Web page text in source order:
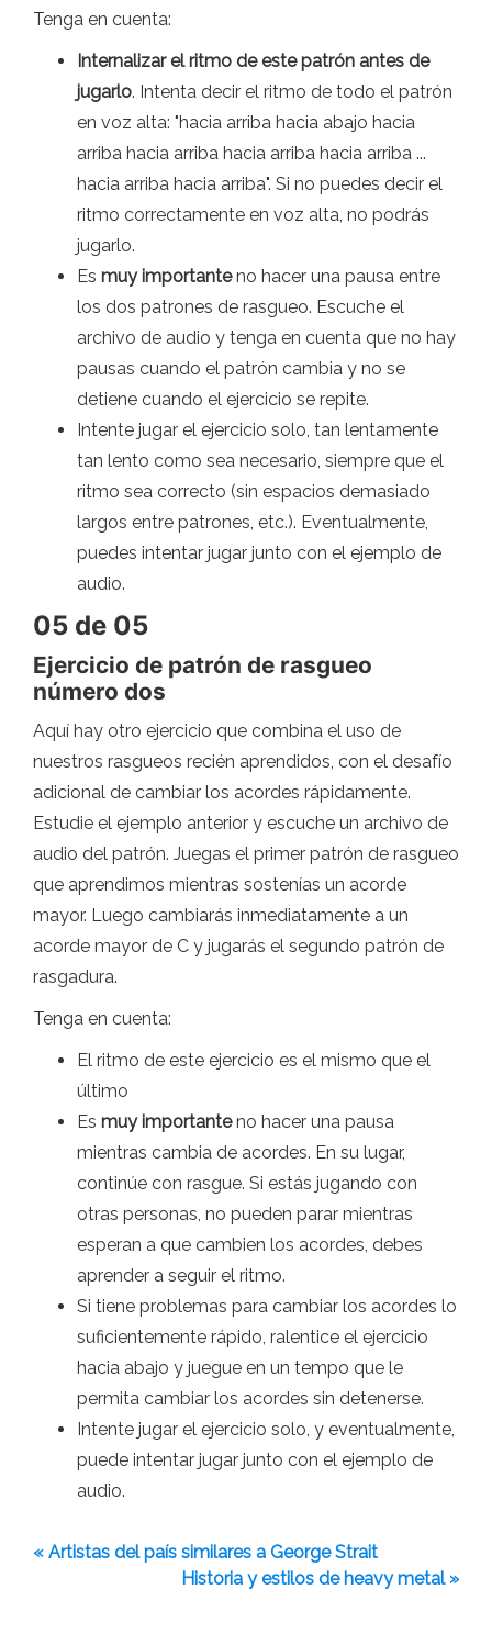
Tenga en cuenta:
Internalizar el ritmo de este patrón antes de
jugarlo. Intenta decir el ritmo de todo el patrón
en voz alta: "hacia arriba hacia abajo hacia
arriba hacia arriba hacia arriba hacia arriba ...
hacia arriba hacia arriba". Si no puedes decir el
ritmo correctamente en voz alta, no podrás
jugarlo.
Es muy importanteno hacer una pausa entre
los dos patrones de rasgueo. Escuche el
archivo de audio y tenga en cuenta que no hay
pausas cuando el patrón cambia y no se
detiene cuando el ejercicio se repite.
Intente jugar el ejercicio solo, tan lentamente
tan lento como sea necesario, siempre que el
ritmo sea correcto (sin espacios demasiado
largos entre patrones, etc.). Eventualmente,
puedes intentar jugar junto con el ejemplo de
audio.
05 de 05
Ejercicio de patrón de rasgueo
número dos
Aquí hay otro ejercicio que combina el uso de
nuestros rasgueos recién aprendidos, con el desafío
adicional de cambiar los acordes rápidamente.
Estudie el ejemplo anterior y escuche un archivo de
audio del patrón. Juegas el primer patrón de rasgueo
que aprendimos mientras sostenías un acorde
mayor. Luego cambiarás inmediatamente a un
acorde mayor de C y jugarás el segundo patrón de
rasgadura.
Tenga en cuenta:
El ritmo de este ejercicio es el mismo que el
último
Es muy importanteno hacer una pausa
mientras cambia de acordes. En su lugar,
continúe con rasgue. Si estás jugando con
otras personas, no pueden parar mientras
esperan a que cambien los acordes, debes
aprender a seguir el ritmo.
Si tiene problemas para cambiar los acordes lo
suficientemente rápido, ralentice el ejercicio
hacia abajo y juegue en un tempo que le
permita cambiar los acordes sin detenerse.
Intente jugar el ejercicio solo, y eventualmente,
puede intentar jugar junto con el ejemplo de
audio.
« Artistas del país similares a George Strait
Historia y estilos de heavy metal »